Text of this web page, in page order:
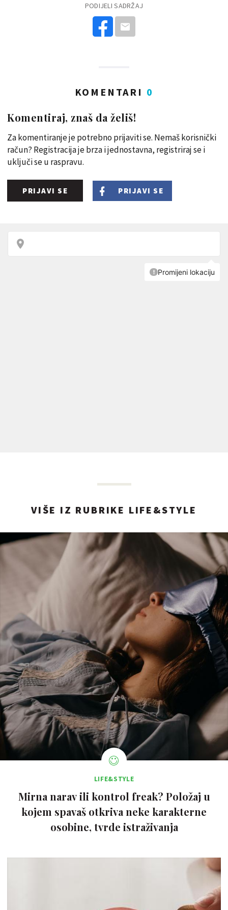
PODIJELI SADRŽAJ
KOMENTARI 0
Komentiraj, znaš da želiš!
Za komentiranje je potrebno prijaviti se. Nemaš korisnički
račun? Registracija je brza i jednostavna, registriraj se i
uključi se u raspravu.
PRIJAVI SE PRIJAVI SE
VIŠE IZ RUBRIKE LIFE&STYLE
LIFE&STYLE
Mirna narav ili kontrol freak? Položaj u
kojem spavaš otkriva neke karakterne
osobine, tvrde istraživanja